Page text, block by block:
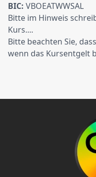
BIC: VBOEATWWSAL
Bitte im Hinweis
Kurs....
Bitte beachten Sie,
wenn das Kursentgelt